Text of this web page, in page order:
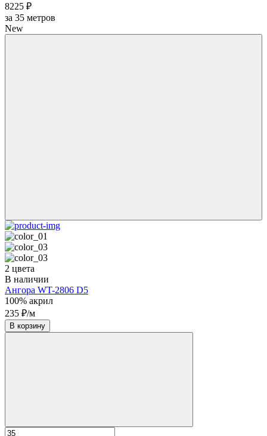
8225 ₽
за 35 метров
New
2 цвета
В наличии
Ангора WT-2806 D5
100% акрил
235 ₽/м
В корзину